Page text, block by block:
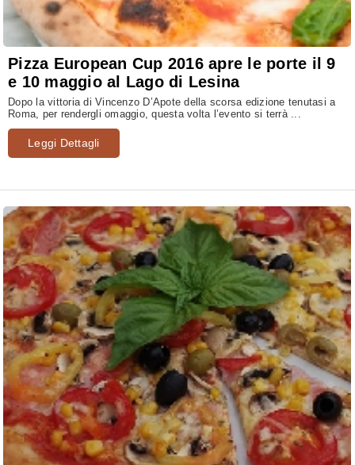
Pizza European Cup 2016 apre le porte il 9
e 10 maggio al Lago di Lesina
Dopo la vittoria di Vincenzo D’Apote della scorsa edizione tenutasi a
Roma, per rendergli omaggio, questa volta l’evento si terrà ...
Leggi Dettagli